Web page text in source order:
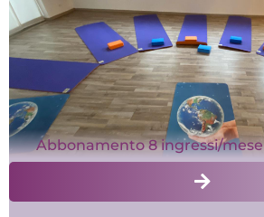
Abbonamento 8 ingressi/mese